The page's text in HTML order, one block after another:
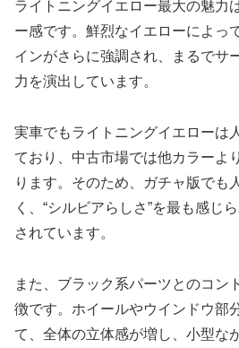
ライトニングイエロー最大の魅力
ー感です。鮮烈なイエローによっ
インがさらに強調され、まるでサ
力を演出しています。
実車でもライトニングイエローは
ており、中古市場では他カラーよ
ります。そのため、ガチャ版でも
く、“シルビアらしさ”を最も感じ
されています。
また、ブラック系パーツとのコン
徴です。ホイールやウインドウ部
て、全体の立体感が増し、小型な